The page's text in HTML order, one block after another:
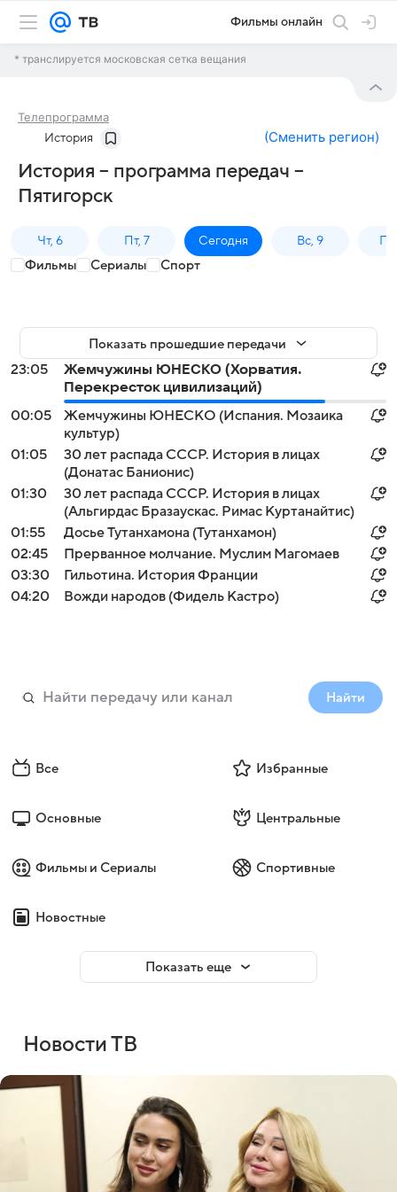
Фильмы онлайн
* транслируется московская сетка вещания
Телепрограмма
История (Сменить регион)
История – программа передач –
Пятигорск
Чт, 6 Пт, 7 Сегодня Вс, 9
Фильмы Сериалы Спорт
Показать прошедшие передачи
23:05
Жемчужины ЮНЕСКО (Хорватия.
Перекресток цивилизаций)
00:05
Жемчужины ЮНЕСКО (Испания. Мозаика
культур)
01:05
30 лет распада СССР. История в лицах
(Донатас Банионис)
01:30
30 лет распада СССР. История в лицах
(Альгирдас Бразаускас. Римас Куртанайтис)
01:55
Досье Тутанхамона (Тутанхамон)
02:45
Прерванное молчание. Муслим Магомаев
03:30
Гильотина. История Франции
04:20
Вожди народов (Фидель Кастро)
Найти
Все Избранные
Основные Центральные
Фильмы и Сериалы Спортивные
Новостные
Показать еще
Новости ТВ